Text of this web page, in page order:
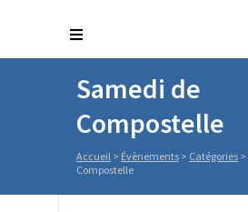
Samedi de
Compostelle
Accueil > Évènements > Catégories >
Compostelle